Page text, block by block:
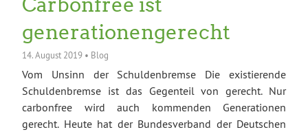
generationengerecht
14. August 2019 • Blog
Vom Unsinn der Schuldenbremse Die existierende
Schuldenbremse ist das Gegenteil von gerecht. Nur
carbonfree wird auch kommenden Generationen
gerecht. Heute hat der Bundesverband der Deutschen